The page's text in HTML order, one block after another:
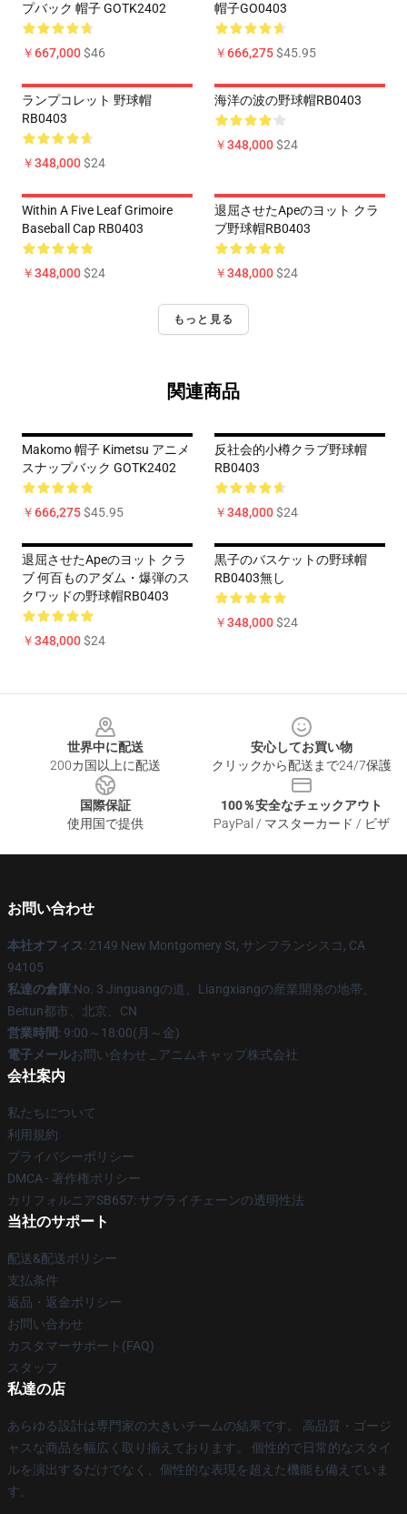
プバック 帽子 GOTK2402
￥667,000$46
帽子GO0403
￥666,275$45.95
ランプコレット 野球帽
RB0403
￥348,000$24
海洋の波の野球帽RB0403
￥348,000$24
Within A Five Leaf Grimoire
Baseball Cap RB0403
￥348,000$24
退屈させたApeのヨット クラ
ブ野球帽RB0403
￥348,000$24
もっと見る
関連商品
Makomo 帽子 Kimetsu アニメ
スナップバック GOTK2402
￥666,275$45.95
反社会的小樽クラブ野球帽
RB0403
￥348,000$24
退屈させたApeのヨット クラ
ブ 何百ものアダム・爆弾のス
クワッドの野球帽RB0403
￥348,000$24
黒子のバスケットの野球帽
RB0403無し
￥348,000$24
世界中に配送
200カ国以上に配送
安心してお買い物
クリックから配送まで24/7保護
国際保証
使用国で提供
100％安全なチェックアウト
PayPal / マスターカード / ビザ
お問い合わせ
本社オフィス: 2149 New Montgomery St, サンフランシスコ, CA
94105
私達の倉庫:No. 3 Jinguangの道、Liangxiangの産業開発の地帯、
Beitun都市、北京、CN
営業時間: 9:00～18:00(月～金)
電子メールお問い合わせ _ アニムキャップ株式会社
会社案内
私たちについて
利用規約
プライバシーポリシー
DMCA - 著作権ポリシー
カリフォルニアSB657: サプライチェーンの透明性法
当社のサポート
配送&配送ポリシー
支払条件
返品・返金ポリシー
お問い合わせ
カスタマーサポート(FAQ)
スタッフ
私達の店
あらゆる設計は専門家の大きいチームの結果です。 高品質・ゴージ
ャスな商品を幅広く取り揃えております。 個性的で日常的なスタイ
ルを演出するだけでなく、個性的な表現を超えた機能も備えていま
す。